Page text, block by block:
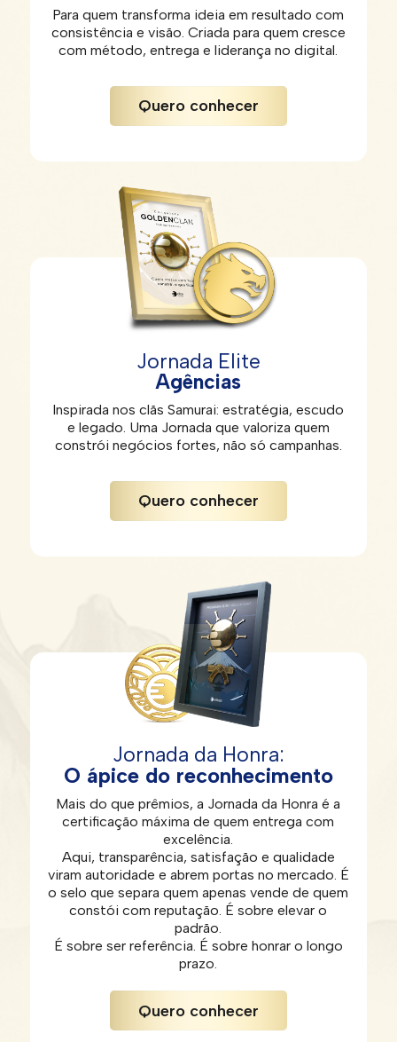
Para quem transforma ideia em resultado com
consistência e visão. Criada para quem cresce
com método, entrega e liderança no digital.
Quero conhecer
Jornada Elite
Agências
Inspirada nos clãs Samurai: estratégia, escudo
e legado. Uma Jornada que valoriza quem
constrói negócios fortes, não só campanhas.
Quero conhecer
Jornada da Honra:
O ápice do reconhecimento
Mais do que prêmios, a Jornada da Honra é a
certificação máxima de quem entrega com
excelência.
Aqui, transparência, satisfação e qualidade
viram autoridade e abrem portas no mercado. É
o selo que separa quem apenas vende de quem
constói com reputação. É sobre elevar o
padrão.
É sobre ser referência. É sobre honrar o longo
prazo.
Quero conhecer